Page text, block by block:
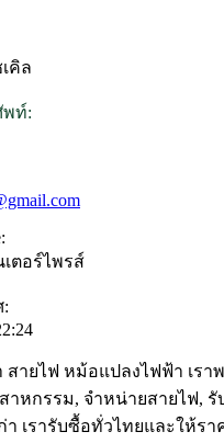
คิล
พท์:
ตอร์ไพรส์
สายไฟ หม้อแปลงไฟฟ้า เรา
าหกรรม, จำหน่ายสายไฟ, รั
า เรารับซื้อทั่วไทยและให้รา